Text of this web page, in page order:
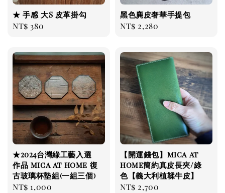
★ 手感 大S 皮革掛勾
Regular
NT$ 380
黑色麂皮奢華手提包
Regular
NT$ 2,280
★2024台灣綠工藝入選
作品 mica at home 復
古玻璃杯墊組(一組三個)
Regular
NT$ 1,000
【開運錢包】mica at
home簡約真皮長夾/綠
色【義大利植鞣牛皮】
Regular
NT$ 2,700